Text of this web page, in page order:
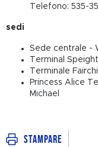
Telefono: 535-
sedi
Sede centrale -
Terminal
Terminale
Princess Alice
Michael
Stampare